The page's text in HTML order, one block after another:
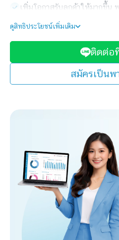
เพิ่มโอกาสรับลูกค้าให้มากขึ้น
ดูสิทธิประโยชน์เพิ่มเติม
ติดต่อ
สมัครเป็นพ